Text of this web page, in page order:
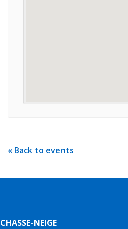
« Back to events
CHASSE-NEIGE